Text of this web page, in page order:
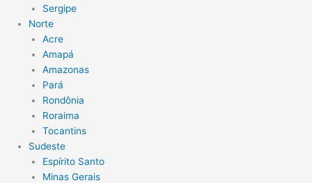
Sergipe
Norte
Acre
Amapá
Amazonas
Pará
Rondônia
Roraima
Tocantins
Sudeste
Espírito Santo
Minas Gerais